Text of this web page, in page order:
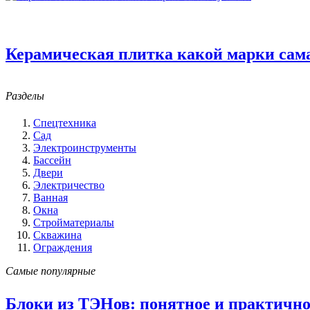
Керамическая плитка какой марки
Разделы
Спецтехника
Сад
Электроинструменты
Бассейн
Двери
Электричество
Ванная
Окна
Стройматериалы
Скважина
Ограждения
Самые популярные
Блоки из ТЭНов: понятное и